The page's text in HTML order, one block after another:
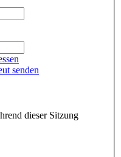
senden
dieser Sitzung